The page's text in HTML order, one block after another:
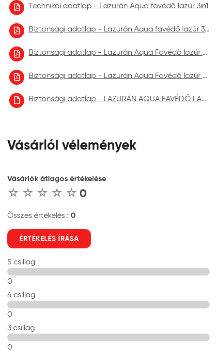
Technikai adatlap - Lazurán Aqua favédő lazúr 3in1
Biztonsági adatlap - Lazurán Aqua favédő lazúr 3in1 2023.01
Biztonsági adatlap - Lazurán Aqua Favédő lazúr 3in1 2023.07.
Biztonsági adatlap - Lazurán Aqua Favédő lazúr 3in1 2024.03.
Biztonsági adatlap - LAZURÁN AQUA FAVÉDŐ LAZÚR aktuális
Vásárlói vélemények
Vásárlók átlagos értékelése
0
Összes értékelés : 0
ÉRTÉKELÉS ÍRÁSA
5 csillag
0
4 csillag
0
3 csillag
0